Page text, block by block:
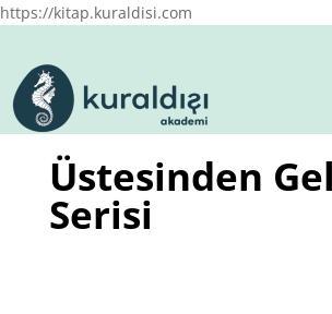
https://kitap.kuraldisi.com
Üstesinden
Serisi